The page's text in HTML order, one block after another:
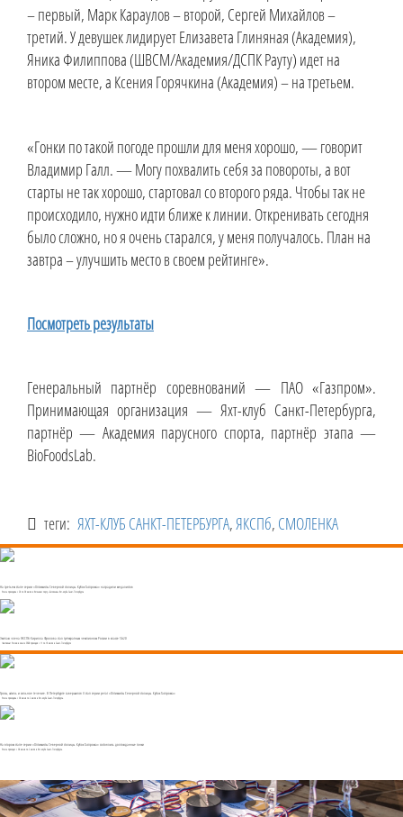
– первый, Марк Караулов – второй, Сергей Михайлов –
третий. У девушек лидирует Елизавета Глиняная (Академия),
Яника Филиппова (ШВСМ/Академия/ДСПК Рауту) идет на
втором месте, а Ксения Горячкина (Академия) – на третьем.
«Гонки по такой погоде прошли для меня хорошо, — говорит
Владимир Галл. — Могу похвалить себя за повороты, а вот
старты не так хорошо, стартовал со второго ряда. Чтобы так не
происходило, нужно идти ближе к линии. Откренивать сегодня
было сложно, но я очень старался, у меня получалось. План на
завтра – улучшить место в своем рейтинге».
Посмотреть результаты
Генеральный партнёр соревнований — ПАО «Газпром».
Принимающая организация — Яхт-клуб Санкт-Петербурга,
партнёр — Академия парусного спорта, партнёр этапа —
BioFoodsLab.
теги: ЯХТ-КЛУБ САНКТ-ПЕТЕРБУРГА,ЯКСПб, СМОЛЕНКА
На третьем этапе серии «Оптимисты Северной столицы. Кубок Газпрома» наградили медалистов
Регата проходила с 28 по 30 июля в Яхтенном порту «Смоленка» Яхт-клуба Санкт-Петербурга
Экипаж члена ЯКСПб Кирилла Фролова стал трёхкратным чемпионом России в классе Sb20
Чемпионат России в классе SB20 проходил с 11 по 16 июля в Санкт-Петербурге
Грозы, штиль и сильное течение. В Петербурге завершился II этап серии регат «Оптимисты Северной столицы. Кубок Газпрома»
Регата проходила с 30 июня по 2 июля в Яхт-клубе Санкт-Петербурга.
На втором этапе серии «Оптимисты Северной столицы. Кубок Газпрома» состоялись долгожданные гонки
Регата проходит с 30 июня по 2 июля в Яхт-клубе Санкт-Петербурга.